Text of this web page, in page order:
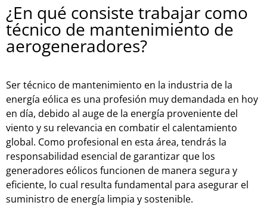
¿En qué consiste trabajar como
técnico de mantenimiento de
aerogeneradores?
Ser técnico de mantenimiento en la industria de la
energía eólica es una profesión muy demandada en hoy
en día, debido al auge de la energía proveniente del
viento y su relevancia en combatir el calentamiento
global. Como profesional en esta área, tendrás la
responsabilidad esencial de garantizar que los
generadores eólicos funcionen de manera segura y
eficiente, lo cual resulta fundamental para asegurar el
suministro de energía limpia y sostenible.